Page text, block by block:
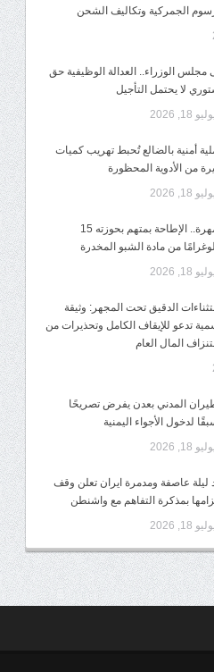
الجمركية وتكاليف الشحن
مجلس الوزراء.. العدالة الوظيفية حق
لا يحتمل التأجيل
18, 2026
أمنية بالضالع تُحبط تهريب كميات
من الأدوية المحظورة
18, 2026
المهرة.. الإطاحة بمتهم بحوزته 15
من مادة الشبو المخدرة
18, 2026
الدقيق تحت المجهر: وثيقة
تدعو للإيقاف الكامل وتحذيرات من
المال العام
المدني بعدن يفرض تصريحًا
لدخول الأجواء اليمنية
18, 2026
ليلة عاصفة ومدمرة ايران تعلن وقف
بمذكرة التفاهم مع واشنطن
18, 2026